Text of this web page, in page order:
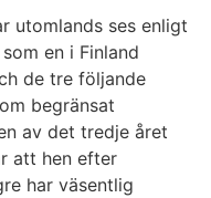
utomlands ses enligt
en i Finland
de tre följande
begränsat
av det tredje året
att hen efter
har väsentlig